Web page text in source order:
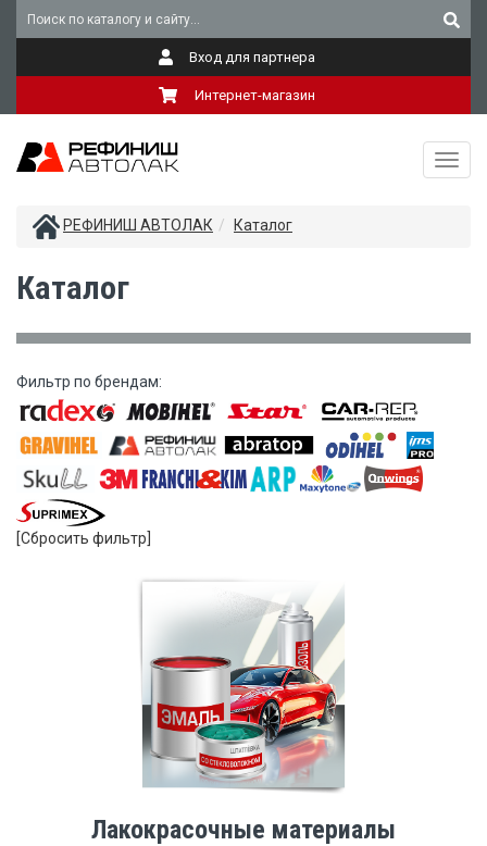
Вход для партнера
Интернет-магазин
РЕФИНИШ АВТОЛАК Каталог
Каталог
Фильтр по брендам:
[Сбросить фильтр]
Лакокрасочные материалы